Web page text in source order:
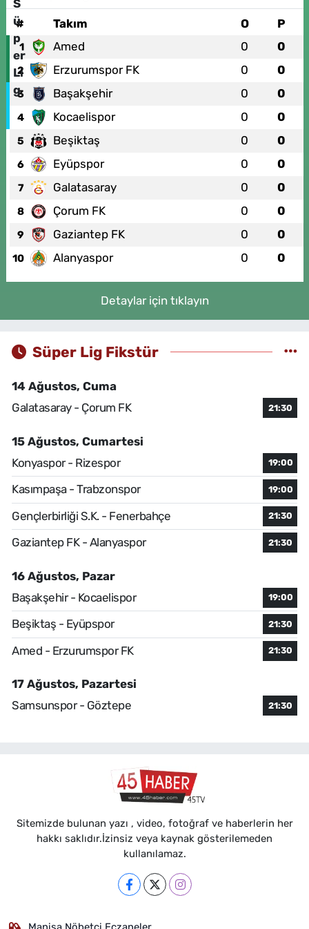
# Takım O P
1 Amed 0 0
2 Erzurumspor FK 0 0
3 Başakşehir 0 0
4 Kocaelispor 0 0
5 Beşiktaş 0 0
6 Eyüpspor 0 0
7 Galatasaray 0 0
8 Çorum FK 0 0
9 Gaziantep FK 0 0
10 Alanyaspor 0 0
Detaylar için tıklayın
Süper Lig Fikstür
14 Ağustos, Cuma
Galatasaray - Çorum FK
21:30
15 Ağustos, Cumartesi
Konyaspor - Rizespor
19:00
Kasımpaşa - Trabzonspor 19:00
Gençlerbirliği S.K. - Fenerbahçe 21:30
Gaziantep FK - Alanyaspor 21:30
16 Ağustos, Pazar
Başakşehir - Kocaelispor
19:00
Beşiktaş - Eyüpspor 21:30
Amed - Erzurumspor FK 21:30
17 Ağustos, Pazartesi
Samsunspor - Göztepe
21:30
Sitemizde bulunan yazı , video, fotoğraf ve haberlerin her
hakkı saklıdır.İzinsiz veya kaynak gösterilemeden
kullanılamaz.